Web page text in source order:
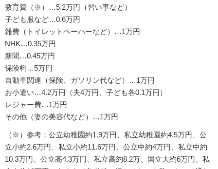
教育費（※）…5.2万円（習い事など）
子ども服など…0.6万円
雑費（トイレットペーパーなど）…1万円
NHK…0.35万円
新聞…0.45万円
保険料…5万円
自動車関連（保険、ガソリン代など）…1万円
お小遣い…4.2万円（夫4万円、子ども各0.1万円）
レジャー費…1万円
その他（妻の美容代など）…1万円
（※）参考：公立幼稚園約1.9万円、私立幼稚園約4.5万円、公
立小約2.6万円、私立小約11.6万円、公立中約4万円、私立中約
10.3万円、公立高4.3万円、私立高約8.2万、国立大約6万円、私